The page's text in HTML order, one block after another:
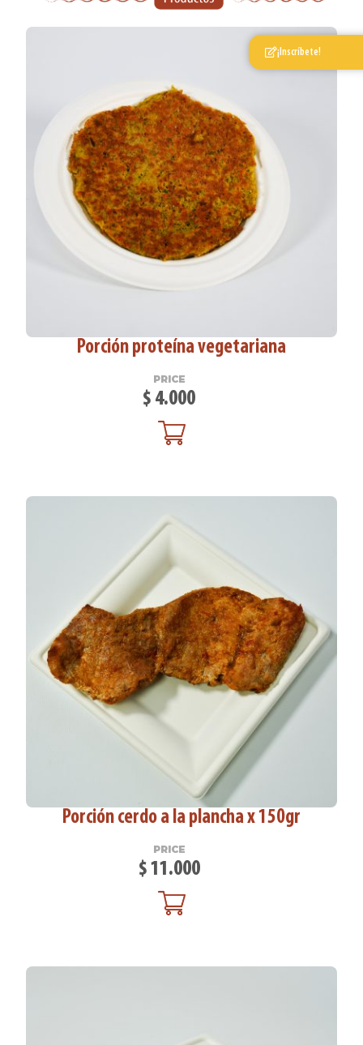
Porción proteína vegetariana
PRICE
$ 4.000
Porción cerdo a la plancha x 150gr
PRICE
$ 11.000
¡Inscríbete!